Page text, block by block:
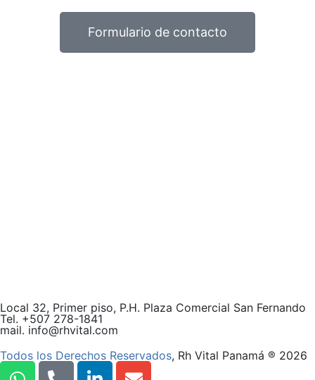
Formulario de contacto
Local 32, Primer piso, P.H. Plaza Comercial San Fernando
Tel. +507 278-1841
mail. info@rhvital.com
Todos los Derechos Reservados, Rh Vital Panamá ® 2026